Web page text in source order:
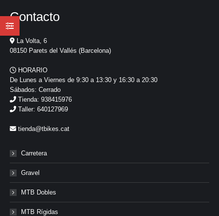
Contacto
La Volta, 6
08150 Parets del Vallés (Barcelona)
HORARIO
De Lunes a Viernes de 9:30 a 13:30 y 16:30 a 20:30
Sábados: Cerrado
Tienda: 938415976
Taller: 640127969
tienda@tbikes.cat
Carretera
Gravel
MTB Dobles
MTB Rígidas